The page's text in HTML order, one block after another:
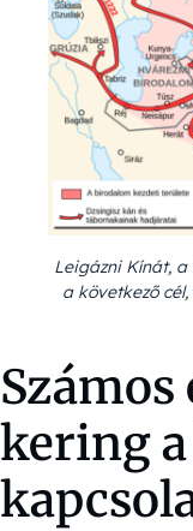
Leigázni Kínát, a
a következő
Számos
kering